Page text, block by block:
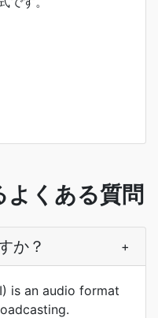
くある質問
か？ +
is an audio format